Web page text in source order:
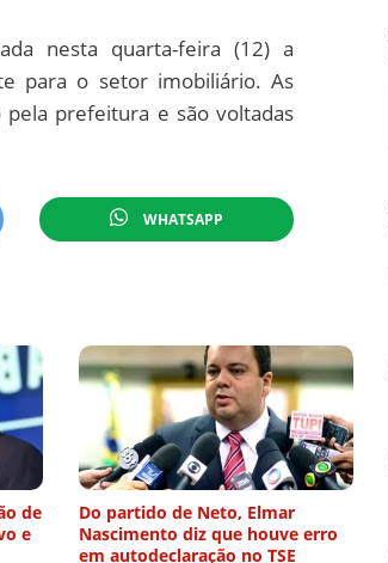
nesta quarta-feira (12) a
para o setor imobiliário. As
prefeitura e são voltadas
WHATSAPP
de
e
Do partido de Neto, Elmar
Nascimento diz que houve erro
em autodeclaração no TSE